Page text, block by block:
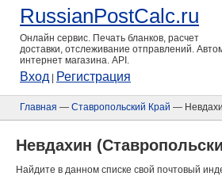
RussianPostCalc.ru
Онлайн сервис. Печать бланков, расчет
доставки, отслеживание отправлений.
интернет магазина. API.
Вход Регистрация
Главная — Ставропольский Край —
Невдахин
Найдите в данном списке свой почтовый